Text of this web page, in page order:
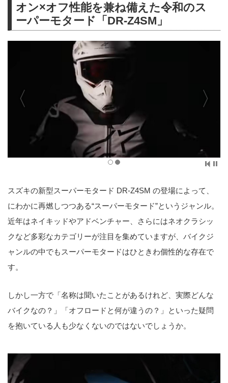
オン×オフ性能を兼ね備えた令和のス
ーパーモタード「DR-Z4SM」
スズキの新型スーパーモタード DR-Z4SM の登場によって、
にわかに再燃しつつある“スーパーモタード”というジャンル。
近年はネイキッドやアドベンチャー、さらにはネオクラシッ
クなど多彩なカテゴリーが注目を集めていますが、バイクジ
ャンルの中でもスーパーモタードはひときわ個性的な存在で
す。
しかし一方で「名称は聞いたことがあるけれど、実際どんな
バイクなの？」「オフロードと何が違うの？」といった疑問
を抱いている人も少なくないのではないでしょうか。